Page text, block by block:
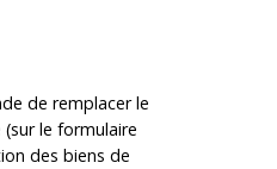
de remplacer le
le formulaire
des biens de